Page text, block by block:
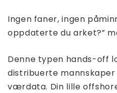
Ingen faner, ingen
oppdaterte du arket?”
Denne typen hands-off
distribuerte
værdata. Din lille